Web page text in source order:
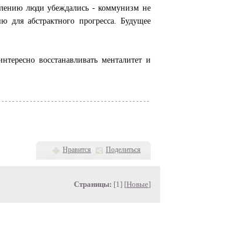
люди убеждались - коммунизм не
абстрактного прогресса. Будущее
восстанавливать менталитет и
Нравится Поделиться
Страницы: [1] [Новые]